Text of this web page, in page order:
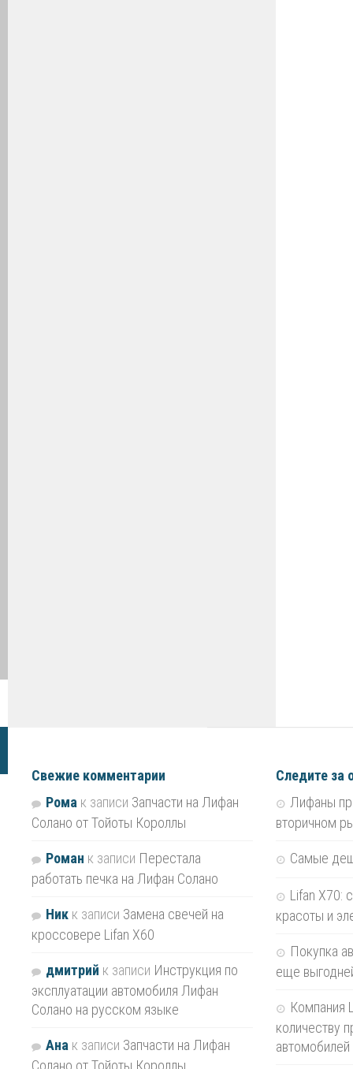
Свежие комментарии
Рома к записи Запчасти на Лифан
Солано от Тойоты Короллы
Роман к записи Перестала
работать печка на Лифан Солано
Ник к записи Замена свечей на
кроссовере Lifan X60
дмитрий к записи Инструкция по
эксплуатации автомобиля Лифан
Солано на русском языке
Ана к записи Запчасти на Лифан
Солано от Тойоты Короллы
Следите за
Лифаны
вторичном
Самые
Lifan X70:
красоты и
Покупка
еще
Компания
количеству